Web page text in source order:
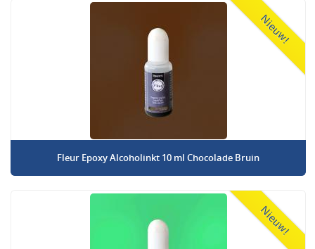
Nieuw!
Fleur Epoxy Alcoholinkt 10 ml Chocolade Bruin
Nieuw!